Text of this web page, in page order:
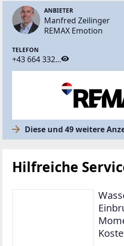
ANBIETER
Manfred Zeilinger
REMAX Emotion
TELEFON
+43 664 332...
Diese und 49 weitere
Hilfreiche